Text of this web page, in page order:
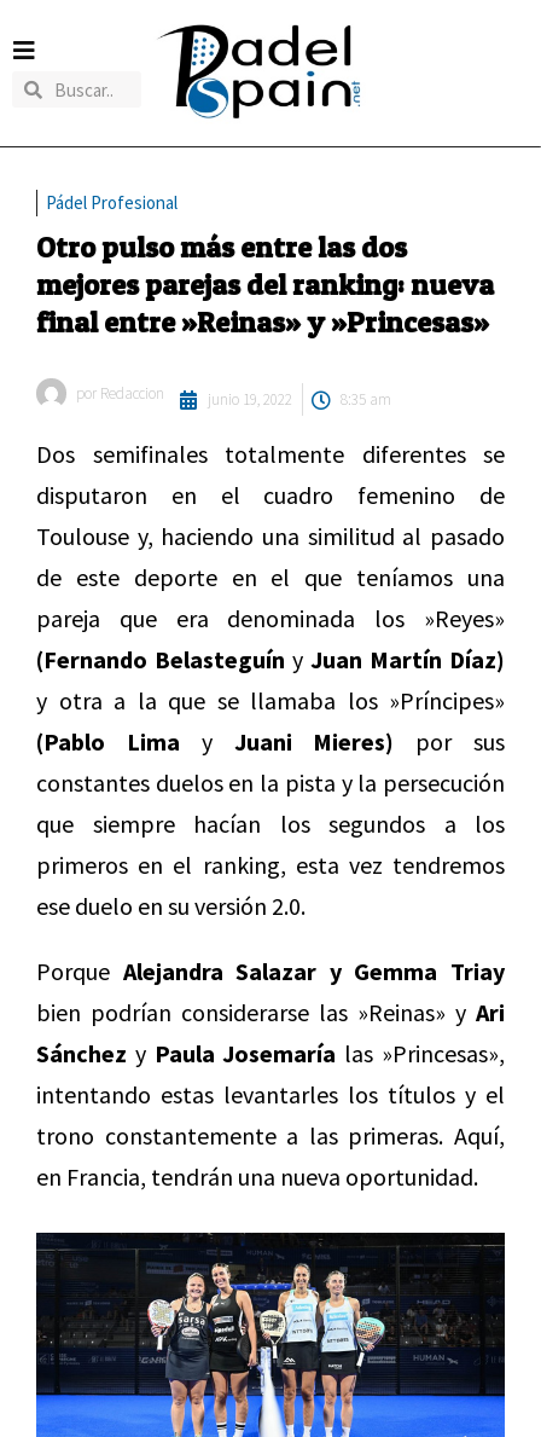
Pádel Profesional
Otro pulso más entre las dos
mejores parejas del ranking: nueva
final entre »Reinas» y »Princesas»
por Redaccion junio 19, 2022 8:35 am
Dos semifinales totalmente diferentes se
disputaron en el cuadro femenino de
Toulouse y, haciendo una similitud al pasado
de este deporte en el que teníamos una
pareja que era denominada los »Reyes»
(Fernando Belasteguín y Juan Martín Díaz)
y otra a la que se llamaba los »Príncipes»
(Pablo Lima y Juani Mieres) por sus
constantes duelos en la pista y la persecución
que siempre hacían los segundos a los
primeros en el ranking, esta vez tendremos
ese duelo en su versión 2.0.
Porque Alejandra Salazar y Gemma Triay
bien podrían considerarse las »Reinas» y Ari
Sánchez y Paula Josemaría las »Princesas»,
intentando estas levantarles los títulos y el
trono constantemente a las primeras. Aquí,
en Francia, tendrán una nueva oportunidad.